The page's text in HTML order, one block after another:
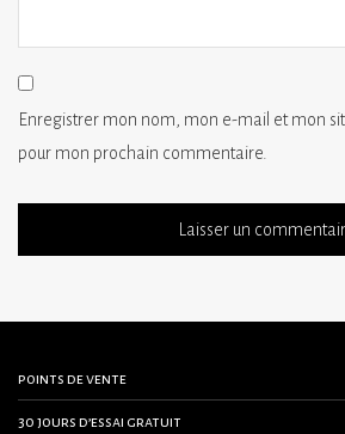
Enregistrer mon nom, mon e-mail et mon
pour mon prochain commentaire.
points de vente
30 jours d’essai gratuit